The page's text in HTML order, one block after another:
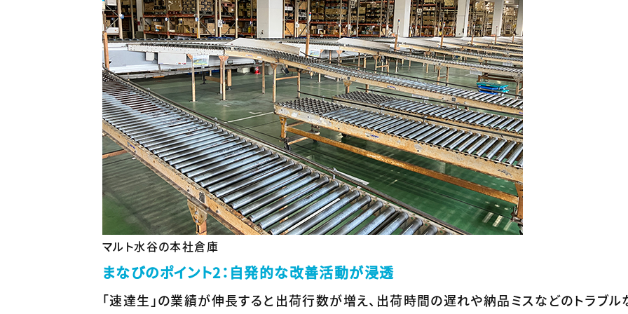
マルト水谷の本社倉庫
まなびのポイント2：自発的な改善活動が浸透
「速達生」の業績が伸長すると出荷行数が増え、出荷時間の遅れや納品ミスなどのトラブ